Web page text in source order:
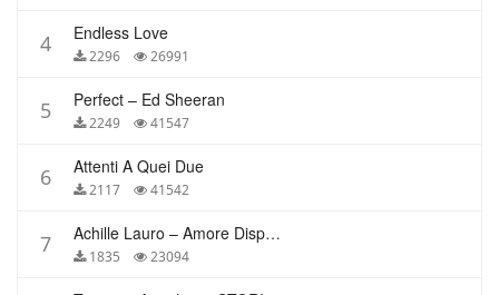
4 Endless Love
2296 26991
5 Perfect – Ed Sheeran
2249 41547
6 Attenti A Quei Due
2117 41542
7 Achille Lauro – Amore Disperato
1835 23094